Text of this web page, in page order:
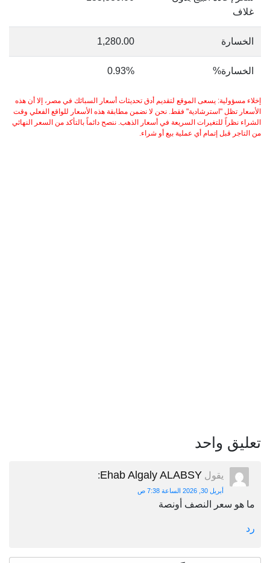
غلاف
الخسارة 1,280.00
الخسارة% 0.93%
إخلاء مسؤولية: يسعى الموقع لتقديم أدق تحديثات أسعار السبائك في مصر، إلا أن هذه
الأسعار تظل "استرشادية" فقط. نحن لا نضمن مطابقة هذه الأسعار للواقع الفعلي وقت
الشراء نظراً للتغيرات السريعة في أسعار الذهب. ننصح دائماً بالتأكد من السعر النهائي
من التاجر قبل إتمام أي عملية بيع أو شراء.
تعليق واحد
يقول Ehab Algaly ALABSY
:
أبريل 30, 2026 الساعة 7:38 ص
ما هو سعر النصف أونصة
رد